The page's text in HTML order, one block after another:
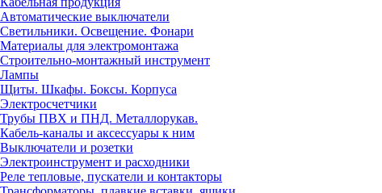
Автоматические выключатели
Светильники. Освещение. Фонари
Материалы для электромонтажа
Строительно-монтажный инструмент
Лампы
Щиты. Шкафы. Боксы. Корпуса
Электросчетчики
Трубы ПВХ и ПНД. Металлорукав.
Кабель-каналы и аксессуары к ним
Выключатели и розетки
Электроинструмент и расходники
Реле тепловые, пускатели и контакторы